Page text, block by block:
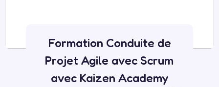
Formation Conduite de
Projet Agile avec Scrum
avec Kaizen Academy